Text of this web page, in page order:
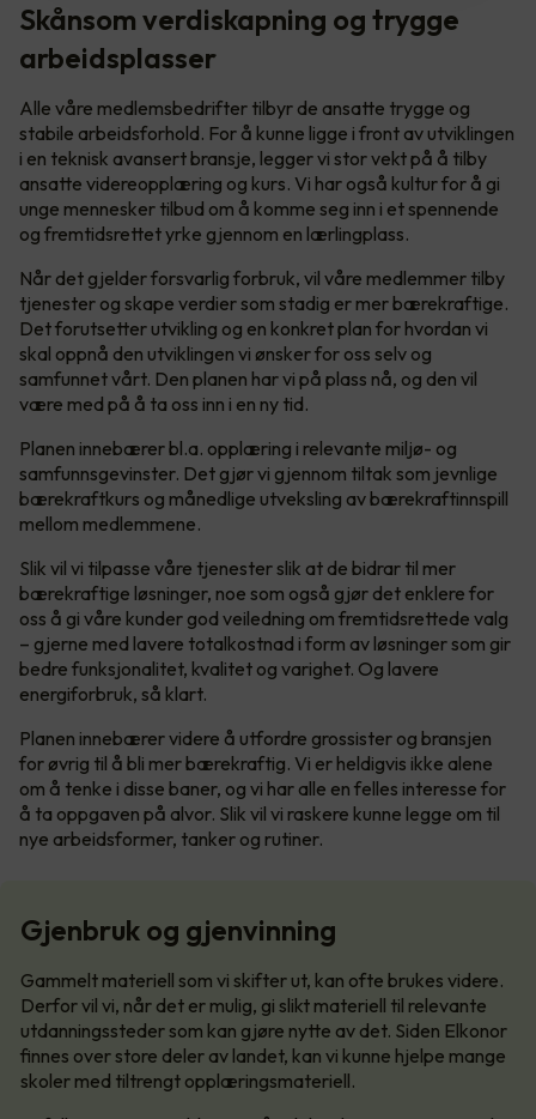
Skånsom verdiskapning og trygge
arbeidsplasser
Alle våre medlemsbedrifter tilbyr de ansatte trygge og
stabile arbeidsforhold. For å kunne ligge i front av utviklingen
i en teknisk avansert bransje, legger vi stor vekt på å tilby
ansatte videreopplæring og kurs. Vi har også kultur for å gi
unge mennesker tilbud om å komme seg inn i et spennende
og fremtidsrettet yrke gjennom en lærlingplass.
Når det gjelder forsvarlig forbruk, vil våre medlemmer tilby
tjenester og skape verdier som stadig er mer bærekraftige.
Det forutsetter utvikling og en konkret plan for hvordan vi
skal oppnå den utviklingen vi ønsker for oss selv og
samfunnet vårt. Den planen har vi på plass nå, og den vil
være med på å ta oss inn i en ny tid.
Planen innebærer bl.a. opplæring i relevante miljø- og
samfunnsgevinster. Det gjør vi gjennom tiltak som jevnlige
bærekraftkurs og månedlige utveksling av bærekraftinnspill
mellom medlemmene.
Slik vil vi tilpasse våre tjenester slik at de bidrar til mer
bærekraftige løsninger, noe som også gjør det enklere for
oss å gi våre kunder god veiledning om fremtidsrettede valg
– gjerne med lavere totalkostnad i form av løsninger som gir
bedre funksjonalitet, kvalitet og varighet. Og lavere
energiforbruk, så klart.
Planen innebærer videre å utfordre grossister og bransjen
for øvrig til å bli mer bærekraftig. Vi er heldigvis ikke alene
om å tenke i disse baner, og vi har alle en felles interesse for
å ta oppgaven på alvor. Slik vil vi raskere kunne legge om til
nye arbeidsformer, tanker og rutiner.
Gjenbruk og gjenvinning
Gammelt materiell som vi skifter ut, kan ofte brukes videre.
Derfor vil vi, når det er mulig, gi slikt materiell til relevante
utdanningssteder som kan gjøre nytte av det. Siden Elkonor
finnes over store deler av landet, kan vi kunne hjelpe mange
skoler med tiltrengt opplæringsmateriell.